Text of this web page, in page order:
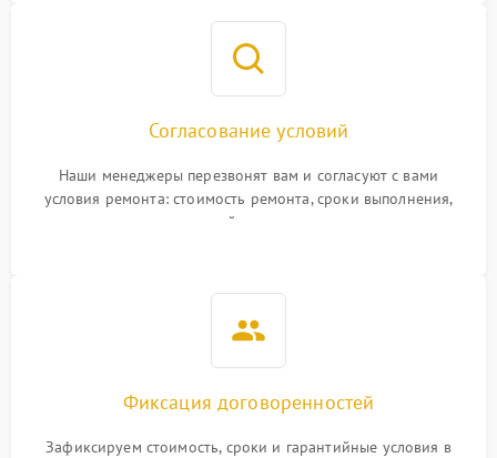
Согласование условий
Наши менеджеры перезвонят вам и согласуют с вами
условия ремонта: стоимость ремонта, сроки выполнения,
гарантийные условия
Фиксация договоренностей
Зафиксируем стоимость, сроки и гарантийные условия в